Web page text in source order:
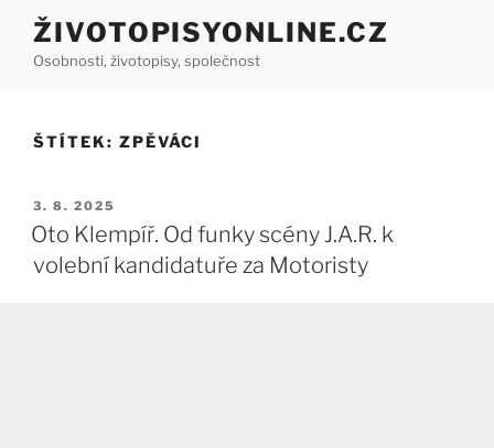
Přejít
obsahu
ŽIVOTOPISYONLINE.CZ
Osobnosti, životopisy, společnost
ŠTÍTEK: ZPĚVÁCI
PUBLIKOVÁNO
3. 8. 2025
Oto Klempíř. Od funky scény J.A.R. k
volební kandidatuře za Motoristy